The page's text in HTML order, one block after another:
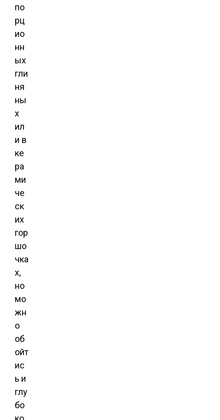
по
рц
ио
нн
ых
гли
ня
ны
х
ил
и в
ке
ра
ми
че
ск
их
гор
шо
чка
х,
но
мо
жн
о
об
ойт
ис
ь и
глу
бо